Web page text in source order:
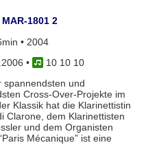
1801 2
• 2004
•
10 10 10
spannendsten und
Cross-Over-Projekte im
Klassik hat die Klarinettistin
Clarone, dem Klarinettisten
und dem Organisten
Mécanique” ist eine